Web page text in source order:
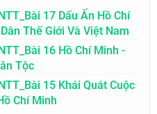
17 Dấu Ấn Hồ Chí
Thế Giới Và Việt Nam
16 Hồ Chí Minh -
Tộc
15 Khái Quát Cuộc
Chí Minh